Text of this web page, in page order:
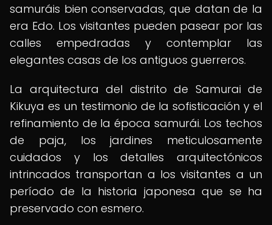
samuráis bien conservadas, que datan de la
era Edo. Los visitantes pueden pasear por las
calles empedradas y contemplar las
elegantes casas de los antiguos guerreros.
La arquitectura del distrito de Samurai de
Kikuya es un testimonio de la sofisticación y el
refinamiento de la época samurái. Los techos
de paja, los jardines meticulosamente
cuidados y los detalles arquitectónicos
intrincados transportan a los visitantes a un
período de la historia japonesa que se ha
preservado con esmero.